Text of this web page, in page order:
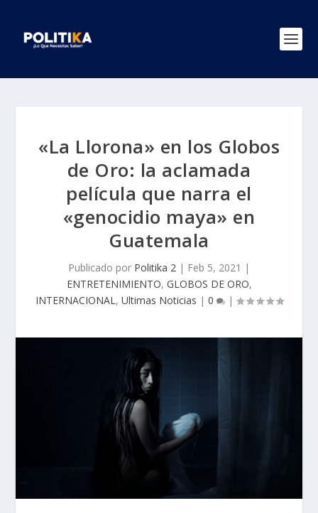
«La Llorona» en los Globos
de Oro: la aclamada
película que narra el
«genocidio maya» en
Guatemala
Publicado por Politika 2 | Feb 5, 2021 |
ENTRETENIMIENTO, GLOBOS DE ORO,
INTERNACIONAL, Ultimas Noticias | 0 |